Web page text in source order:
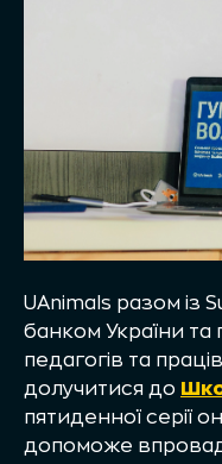
UAnimals разом із
банком України та
педагогів та
долучитися до
пятиденної серії
допоможе